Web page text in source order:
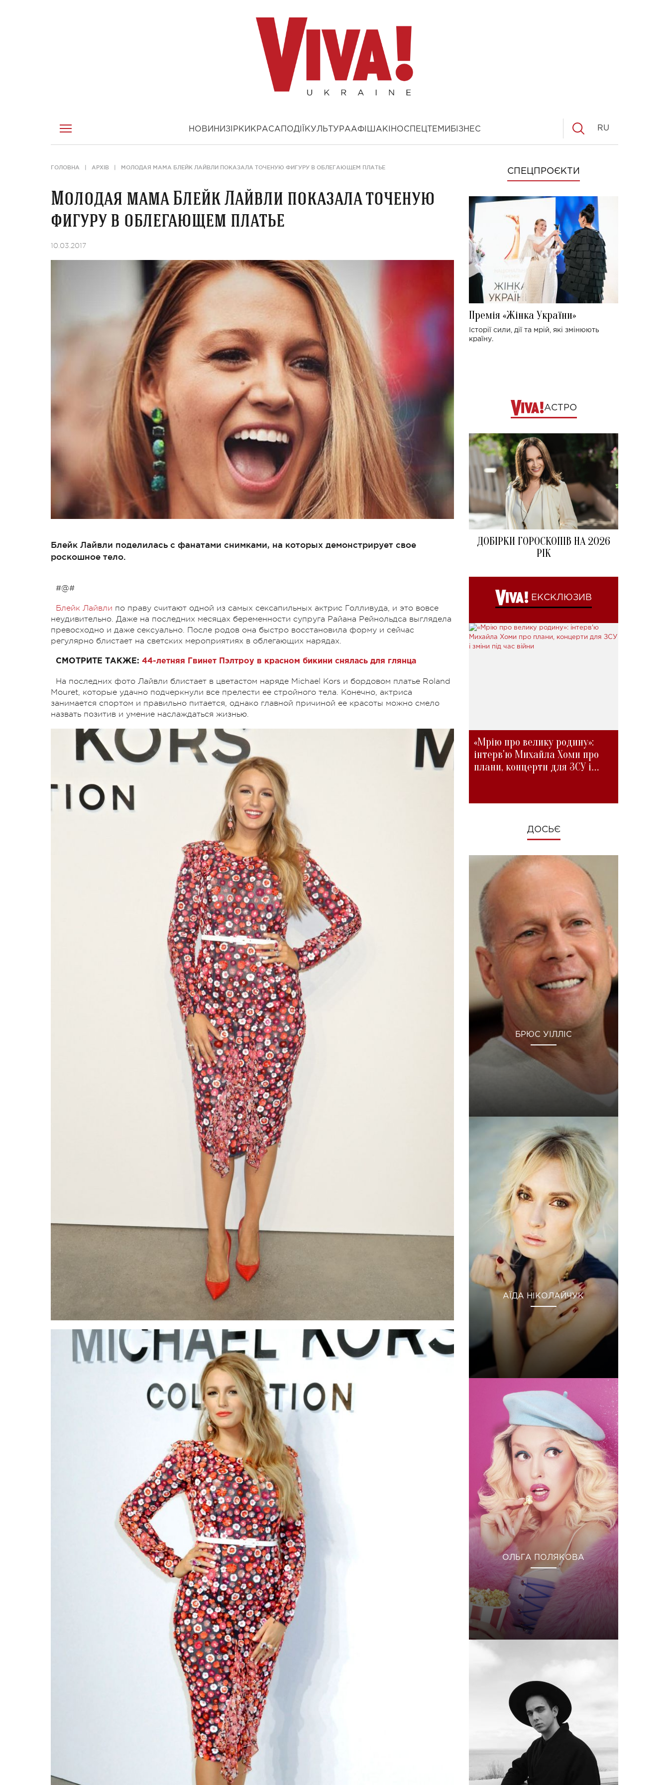
НОВИНИ ЗІРКИ КРАСА ПОДІЇ КУЛЬТУРААФІША КІНОСПЕЦТЕМИ БІЗНЕС RU
ГОЛОВНА АРХІВ МОЛОДАЯ МАМА БЛЕЙК ЛАЙВЛИ ПОКАЗАЛА ТОЧЕНУЮ ФИГУРУ В ОБЛЕГАЮЩЕМ ПЛАТЬЕ
Молодая мама Блейк Лайвли показала точеную
фигуру в облегающем платье
10.03.2017
Блейк Лайвли поделилась с фанатами снимками, на которых демонстрирует свое
роскошное тело.
#@#
Блейк Лайвли по праву считают одной из самых сексапильных актрис Голливуда, и это вовсе
неудивительно. Даже на последних месяцах беременности супруга Райана Рейнольдса выглядела
превосходно и даже сексуально. После родов она быстро восстановила форму и сейчас
регулярно блистает на светских мероприятиях в облегающих нарядах.
СМОТРИТЕ ТАКЖЕ: 44-летняя Гвинет Пэлтроу в красном бикини снялась для глянца
На последних фото Лайвли блистает в цветастом наряде Michael Kors и бордовом платье Roland
Mouret, которые удачно подчеркнули все прелести ее стройного тела. Конечно, актриса
занимается спортом и правильно питается, однако главной причиной ее красоты можно смело
назвать позитив и умение наслаждаться жизнью.
СПЕЦПРОЄКТИ
Премія «Жінка України»
Історії сили, дії та мрій, які змінюють
країну.
АСТРО
ДОБІРКИ ГОРОСКОПІВ НА 2026
РІК
ЕКСКЛЮЗИВ
«Мрію про велику родину»:
інтерв'ю Михайла Хоми про
плани, концерти для ЗСУ і
ДОСЬЄ
БРЮС УІЛЛІС
АЇДА НІКОЛАЙЧУК
ОЛЬГА ПОЛЯКОВА